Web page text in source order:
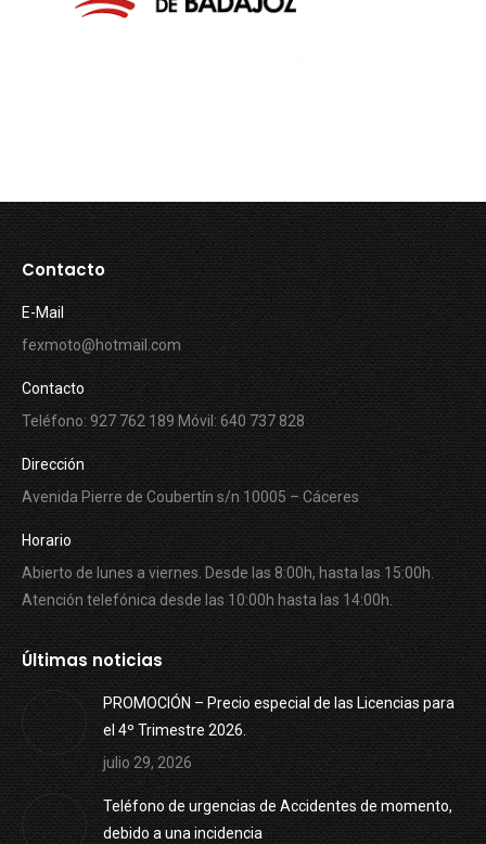
Contacto
E-Mail
fexmoto@hotmail.com
Contacto
Teléfono: 927 762 189 Móvil: 640 737 828
Dirección
Avenida Pierre de Coubertín s/n 10005 – Cáceres
Horario
Abierto de lunes a viernes. Desde las 8:00h, hasta las 15:00h.
Atención telefónica desde las 10:00h hasta las 14:00h.
Últimas noticias
PROMOCIÓN – Precio especial de las Licencias para
el 4º Trimestre 2026.
julio 29, 2026
Teléfono de urgencias de Accidentes de momento,
debido a una incidencia